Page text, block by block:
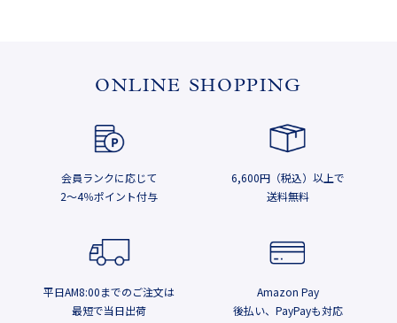
ONLINE SHOPPING
会員ランクに応じて
2～4％ポイント付与
6,600円（税込）以上で
送料無料
平日AM8:00までのご注文は
最短で当日出荷
Amazon Pay
後払い、PayPayも対応